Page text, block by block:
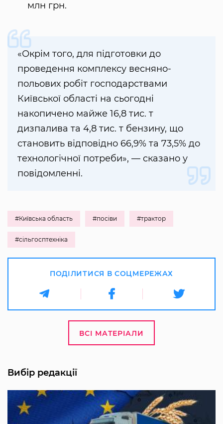
млн грн.
«Окрім того, для підготовки до
проведення комплексу весняно-
польових робіт господарствами
Київської області на сьогодні
накопичено майже 16,8 тис. т
дизпалива та 4,8 тис. т бензину, що
становить відповідно 66,9% та 73,5% до
технологічної потреби», — сказано у
повідомленні.
#Київська область #посіви #трактор
#сільгосптехніка
ПОДІЛИТИСЯ В СОЦМЕРЕЖАХ
ВСІ МАТЕРІАЛИ
Вибір редакції